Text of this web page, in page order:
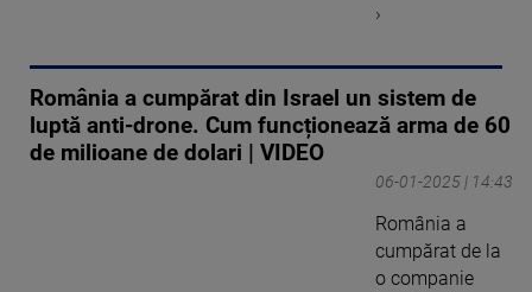
›
România a cumpărat din Israel un sistem de
luptă anti-drone. Cum funcționează arma de 60
de milioane de dolari | VIDEO
06-01-2025 | 14:43
România a
cumpărat de la
o companie